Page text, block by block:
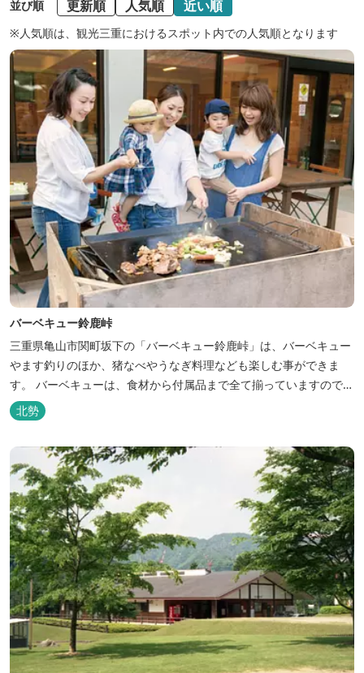
並び順 更新順 人気順 近い順
※人気順は、観光三重におけるスポット内での人気順となります
バーベキュー鈴鹿峠
三重県亀山市関町坂下の「バーベキュー鈴鹿峠」は、バーベキュー
やます釣りのほか、猪なべやうなぎ料理なども楽しむ事ができま
す。 バーベキューは、食材から付属品まで全て揃っていますので手
ぶらで楽しむ事ができますよ！釣り掘がありますので、釣ったその
場で味わえる「マス釣り」も人気です。 宿泊施設も完備していま
す！ご家族で、友人で、様々なイベントで、ぜひご利用ください。
北勢